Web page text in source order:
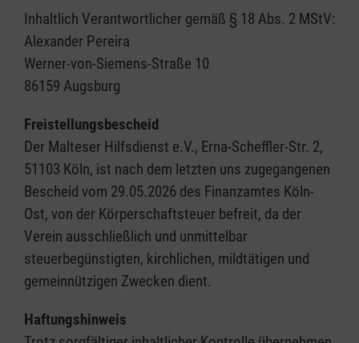
Inhaltlich Verantwortlicher gemäß § 18 Abs. 2 MStV:
Alexander Pereira
Werner-von-Siemens-Straße 10
86159 Augsburg
Freistellungsbescheid
Der Malteser Hilfsdienst e.V., Erna-Scheffler-Str. 2,
51103 Köln, ist nach dem letzten uns zugegangenen
Bescheid vom 29.05.2026 des Finanzamtes Köln-
Ost, von der Körperschaftsteuer befreit, da der
Verein ausschließlich und unmittelbar
steuerbegünstigten, kirchlichen, mildtätigen und
gemeinnützigen Zwecken dient.
Haftungshinweis